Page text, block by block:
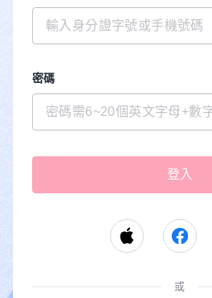
密碼
或